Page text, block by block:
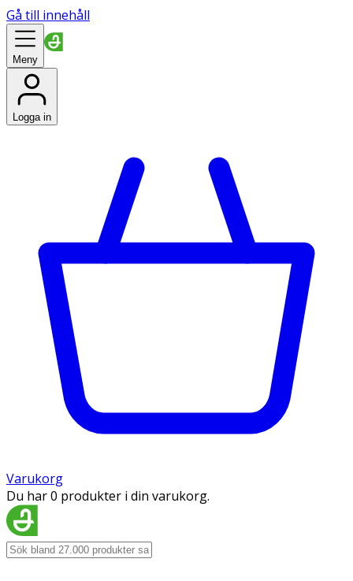
Gå till innehåll
Meny
Logga in
Varukorg
Du har 0 produkter i din varukorg.